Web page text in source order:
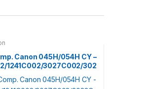
Canon 045H/054H CY –
1241C002/3027C002/302